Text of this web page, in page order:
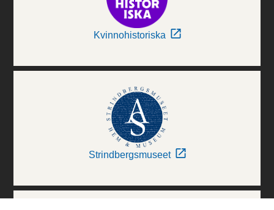
Kvinnohistoriska
Strindbergsmuseet